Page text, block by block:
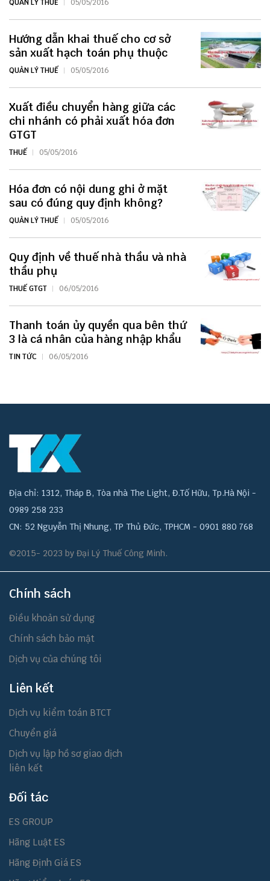
QUẢN LÝ THUẾ 05/05/2016
Hướng dẫn khai thuế cho cơ sở
sản xuất hạch toán phụ thuộc
QUẢN LÝ THUẾ 05/05/2016
Xuất điều chuyển hàng giữa các
chi nhánh có phải xuất hóa đơn
GTGT
THUẾ 05/05/2016
Hóa đơn có nội dung ghi ở mặt
sau có đúng quy định không?
QUẢN LÝ THUẾ 05/05/2016
Quy định về thuế nhà thầu và nhà
thầu phụ
THUẾ GTGT 06/05/2016
Thanh toán ủy quyền qua bên thứ
3 là cá nhân của hàng nhập khẩu
TIN TỨC 06/05/2016
Địa chỉ: 1312, Tháp B, Tòa nhà The Light, Đ.Tố Hữu, Tp.Hà Nội -
0989 258 233
CN: 52 Nguyễn Thị Nhung, TP Thủ Đức, TPHCM - 0901 880 768
©2015- 2023 by Đại Lý Thuế Công Minh.
Chính sách
Điều khoản sử dụng
Chính sách bảo mật
Dịch vụ của chúng tôi
Liên kết
Dịch vụ kiểm toán BTCT
Chuyển giá
Dịch vụ lập hồ sơ giao dịch
liên kết
Đối tác
ES GROUP
Hãng Luật ES
Hãng Định Giá ES